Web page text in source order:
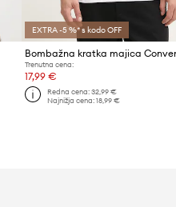
EXTRA -5 %* s kodo OFF
Bombažna kratka majica
Trenutna cena:
17,99 €
Redna cena: 32,99 €
Najnižja cena: 18,99 €